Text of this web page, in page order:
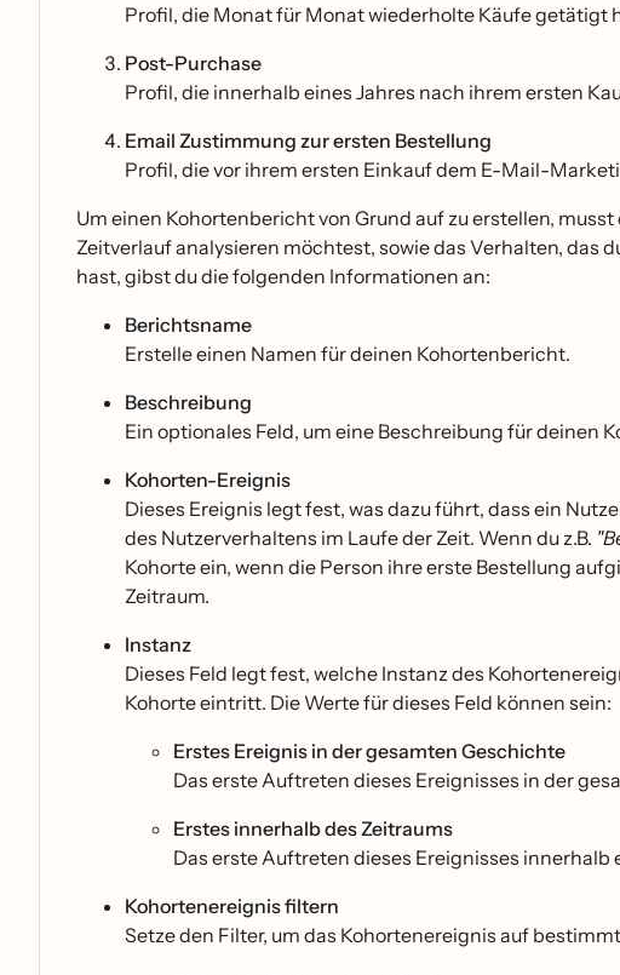
Profil, die Monat für Monat wiederholte Käufe getätigt
Post-Purchase
Profil, die innerhalb eines Jahres nach ihrem ersten
Email Zustimmung zur ersten Bestellung
Profil, die vor ihrem ersten Einkauf dem E-Mail-
Um einen Kohortenbericht von Grund auf zu erstellen,
Zeitverlauf analysieren möchtest, sowie das Verhalten, das
hast, gibst du die folgenden Informationen an:
Berichtsname
Erstelle einen Namen für deinen Kohortenbericht.
Beschreibung
Ein optionales Feld, um eine Beschreibung für deinen
Kohorten-Ereignis
Dieses Ereignis legt fest, was dazu führt, dass ein
des Nutzerverhaltens im Laufe der Zeit. Wenn du z.B.
Kohorte ein, wenn die Person ihre erste Bestellung
Zeitraum.
Instanz
Dieses Feld legt fest, welche Instanz des
Kohorte eintritt. Die Werte für dieses Feld können sein:
Erstes Ereignis in der gesamten Geschichte
Das erste Auftreten dieses Ereignisses in der
Erstes innerhalb des Zeitraums
Das erste Auftreten dieses Ereignisses
Kohortenereignis filtern
Setze den Filter, um das Kohortenereignis auf